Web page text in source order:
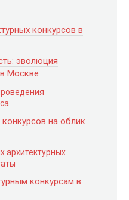
конкурсов в
эволюция
Москве
конкурсов на облик
архитектурных
конкурсам в